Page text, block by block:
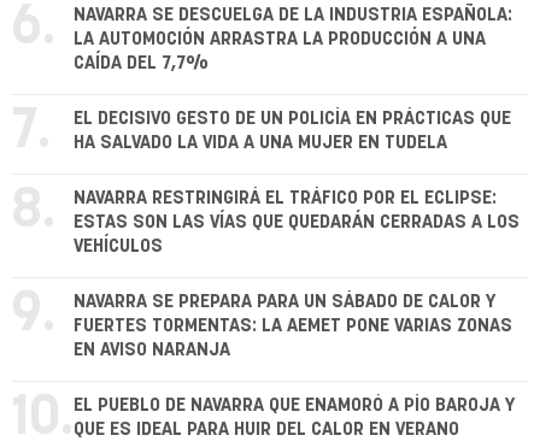
6.
NAVARRA SE DESCUELGA DE LA INDUSTRIA ESPAÑOLA:
LA AUTOMOCIÓN ARRASTRA LA PRODUCCIÓN A UNA
CAÍDA DEL 7,7%
7.
EL DECISIVO GESTO DE UN POLICÍA EN PRÁCTICAS QUE
HA SALVADO LA VIDA A UNA MUJER EN TUDELA
8.
NAVARRA RESTRINGIRÁ EL TRÁFICO POR EL ECLIPSE:
ESTAS SON LAS VÍAS QUE QUEDARÁN CERRADAS A LOS
VEHÍCULOS
9.
NAVARRA SE PREPARA PARA UN SÁBADO DE CALOR Y
FUERTES TORMENTAS: LA AEMET PONE VARIAS ZONAS
EN AVISO NARANJA
10. EL PUEBLO DE NAVARRA QUE ENAMORÓ A PÍO BAROJA Y
QUE ES IDEAL PARA HUIR DEL CALOR EN VERANO